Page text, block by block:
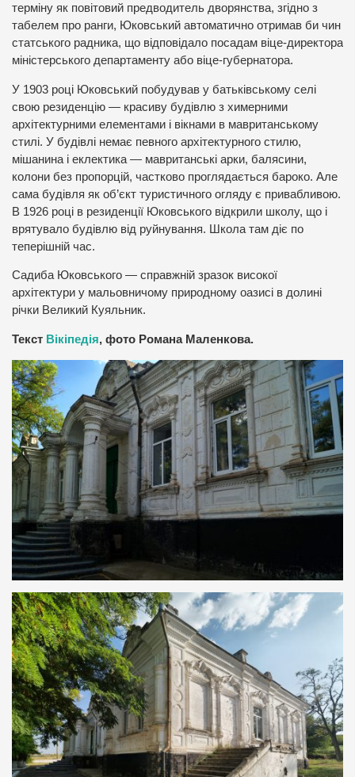
терміну як повітовий предводитель дворянства, згідно з
табелем про ранги, Юковський автоматично отримав би чин
статського радника, що відповідало посадам віце-директора
міністерського департаменту або віце-губернатора.
У 1903 році Юковський побудував у батьківському селі
свою резиденцію — красиву будівлю з химерними
архітектурними елементами і вікнами в мавританському
стилі. У будівлі немає певного архітектурного стилю,
мішанина і еклектика — мавританські арки, балясини,
колони без пропорцій, частково проглядається бароко. Але
сама будівля як об’єкт туристичного огляду є привабливою.
В 1926 році в резиденції Юковського відкрили школу, що і
врятувало будівлю від руйнування. Школа там діє по
теперішній час.
Садиба Юковського — справжній зразок високої
архітектури у мальовничому природному оазисі в долині
річки Великий Куяльник.
Текст Вікіпедія, фото Романа Маленкова.